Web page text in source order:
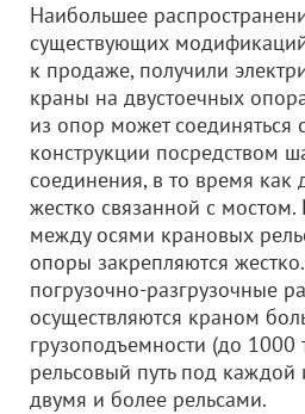
Наибольшее
существующих
к продаже, получили
краны на двустоечных
из опор может соединяться
конструкции посредством
соединения, в то время как
жестко связанной с
между осями крановых
опоры закрепляются
погрузочно-разгрузочные
осуществляются краном
грузоподъемности (до
рельсовый путь под каждой
двумя и более рельсами.